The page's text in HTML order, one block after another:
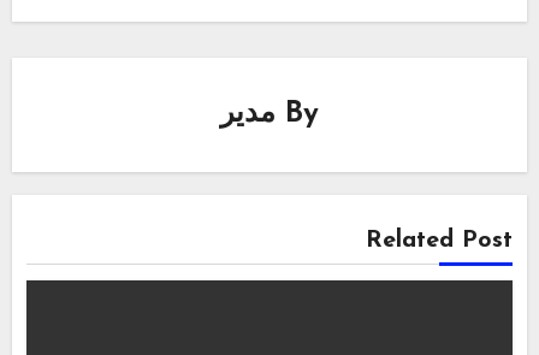
By مدیر
Related Post